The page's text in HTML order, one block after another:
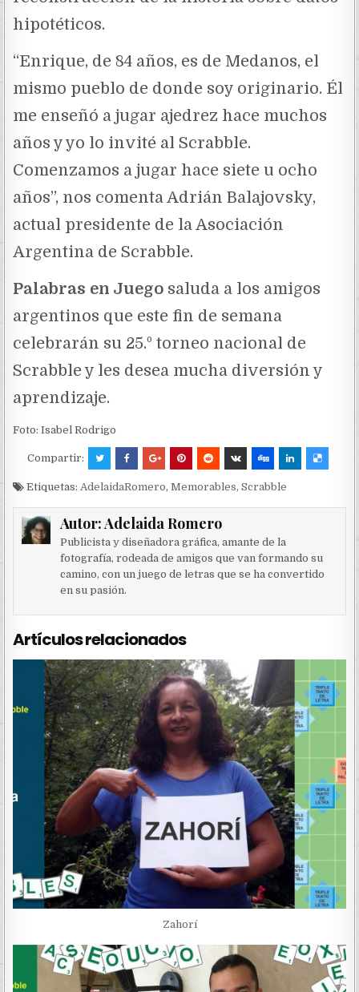
hipotéticos.
“Enrique, de 84 años, es de Medanos, el
mismo pueblo de donde soy originario. Él
me enseñó a jugar ajedrez hace muchos
años y yo lo invité al Scrabble.
Comenzamos a jugar hace siete u ocho
años”, nos comenta Adrián Balajovsky,
actual presidente de la Asociación
Argentina de Scrabble.
Palabras en Juego saluda a los amigos
argentinos que este fin de semana
celebrarán su 25.º torneo nacional de
Scrabble y les desea mucha diversión y
aprendizaje.
Foto: Isabel Rodrigo
Compartir:
Etiquetas: AdelaidaRomero,Memorables,Scrabble
Autor:Adelaida Romero
Publicista y diseñadora gráfica, amante de la
fotografía, rodeada de amigos que van formando su
camino, con un juego de letras que se ha convertido
en su pasión.
Artículos relacionados
Zahorí